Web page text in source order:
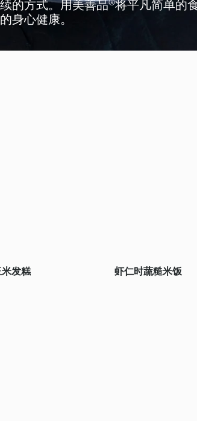
的方式。用美善品®将平凡简单的
身心健康。
发糕 虾仁时蔬糙米饭